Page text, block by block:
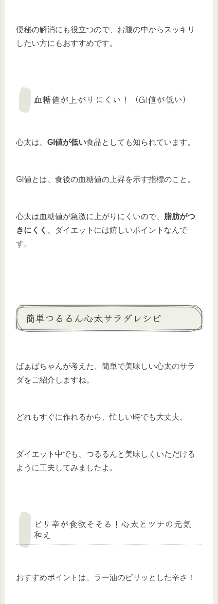
便秘の解消にも役立つので、お腹の中からスッキリ
したい方にもおすすめです。
血糖値が上がりにくい！（GI値が低い）
心太は、 GI値が低い食品としても知られています。
GI値とは、食後の血糖値の上昇を示す指標のこと。
心太は血糖値が急激に上がりにくいので、 脂肪がつ
きにくく
、ダイエットには嬉しいポイントなんで
す。
簡単つるるん心太サラダレシピ
ばぁばちゃんが考えた、簡単で美味しい心太のサラ
ダをご紹介しますね。
どれもすぐに作れるから、忙しい時でも大丈夫。
ダイエット中でも、つるるんと美味しくいただける
ように工夫してみましたよ。
ピリ辛が食欲そそる！心太とツナの元気
和え
おすすめポイントは、ラー油のピリッとした辛さ！